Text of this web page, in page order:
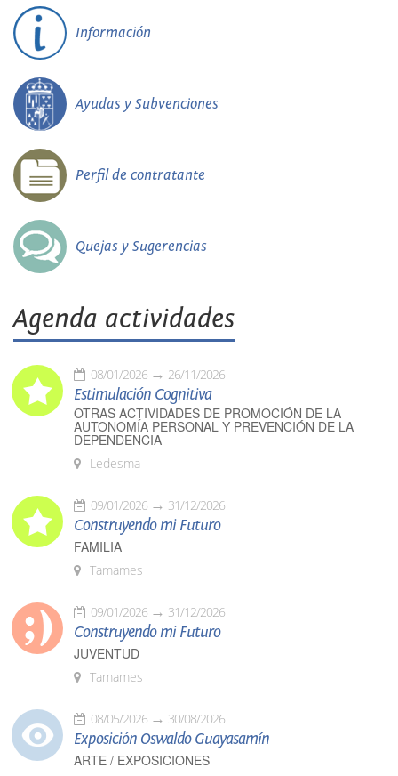
Información
Ayudas y Subvenciones
Perfil de contratante
Quejas y Sugerencias
Agenda actividades
08/01/2026 26/11/2026
Estimulación Cognitiva
OTRAS ACTIVIDADES DE PROMOCIÓN DE LA
AUTONOMÍA PERSONAL Y PREVENCIÓN DE LA
DEPENDENCIA
Ledesma
09/01/2026 31/12/2026
Construyendo mi Futuro
FAMILIA
Tamames
09/01/2026 31/12/2026
Construyendo mi Futuro
JUVENTUD
Tamames
08/05/2026 30/08/2026
Exposición Oswaldo Guayasamín
ARTE / EXPOSICIONES